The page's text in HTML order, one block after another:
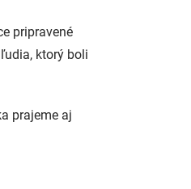
pripravené
ktorý boli
prajeme aj